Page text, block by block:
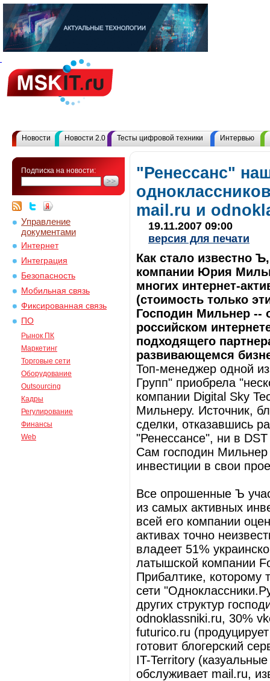
Новости Новости 2.0 Тесты цифровой техники Интервью
Подписка на новости:
Управление
документами
Интернет
Интеграция
Безопасность
Мобильная связь
Фиксированная связь
ПО
Рынок ПК
Маркетинг
Торговые сети
Оборудование
Outsourcing
Кадры
Регулирование
Финансы
Web
"Ренессанс"
mail.ru и
19.11.2007 09:00
версия для печати
Как стало известно
компании Юрия
многих интернет-
(стоимость только
Господин Мильнер --
российском
подходящего
развивающемся
Топ-менеджер одной
Групп" приобрела
компании Digital Sky
Мильнеру. Источник,
сделки, отказавшись
"Ренессансе", ни в
Сам господин Мильнер
инвестиции в свои
Все опрошенные Ъ
из самых активных
всей его компании
активах точно
владеет 51%
латышской компании
Прибалтике, которому
сети
других структур
odnoklassniki.ru, 30%
futurico.ru
готовит блогерский
IT-Territory
обслуживает mail.ru,